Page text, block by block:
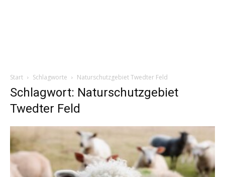
Start Schlagworte Naturschutzgebiet Twedter Feld
Schlagwort: Naturschutzgebiet
Twedter Feld